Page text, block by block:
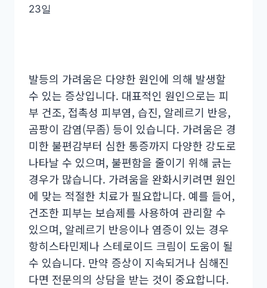
23일
발등의 가려움은 다양한 원인에 의해 발생할
수 있는 증상입니다. 대표적인 원인으로는 피
부 건조, 접촉성 피부염, 습진, 알레르기 반응,
곰팡이 감염(무좀) 등이 있습니다. 가려움은 경
미한 불편감부터 심한 통증까지 다양한 강도로
나타날 수 있으며, 불편함을 줄이기 위해 긁는
경우가 많습니다. 가려움을 완화시키려면 원인
에 맞는 적절한 치료가 필요합니다. 예를 들어,
건조한 피부는 보습제를 사용하여 관리할 수
있으며, 알레르기 반응이나 염증이 있는 경우
항히스타민제나 스테로이드 크림이 도움이 될
수 있습니다. 만약 증상이 지속되거나 심해진
다면 전문의의 상담을 받는 것이 중요합니다.